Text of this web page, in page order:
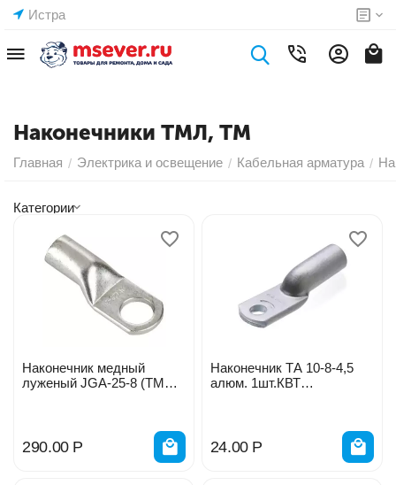
Истра
Наконечники ТМЛ, ТМ
Главная / Электрика и освещение / Кабельная арматура /
Категории
Наконечник медный
луженый JGA-25-8 (ТМЛ)
290.00 Р
Наконечник ТА 10-8-4,5
алюм. 1шт.КВТ
24.00 Р